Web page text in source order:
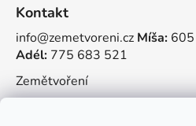
Kontakt
info@zemetvoreni.cz Míša:
Adél: 775 683 521
Zemětvoření